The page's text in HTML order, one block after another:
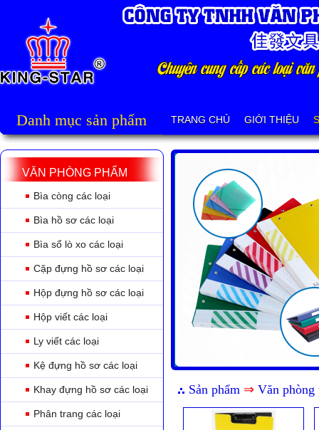
Danh mục sản phẩm TRANG CHỦ GIỚI THIỆU
VĂN PHÒNG PHẨM
Bìa còng các loại
Bìa hồ sơ các loại
Bìa sổ lò xo các loại
Cặp đựng hồ sơ các loại
Hộp đựng hồ sơ các loại
Hộp viết các loại
Ly viết các loại
Kệ đựng hồ sơ các loại
Khay đựng hồ sơ các loại
Phân trang các loại
Sản phẩm ⇒ Văn